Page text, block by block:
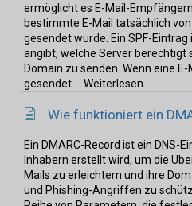
ermöglicht es E-Mail-
bestimmte E-Mail tatsächlich
gesendet wurde. Ein SPF-Eintrag
angibt, welche Server berechtigt
Domain zu senden. Wenn eine
gesendet ... Weiterlesen
Wie funktioniert ein
Ein DMARC-Record ist ein DNS-
Inhabern erstellt wird, um die
Mails zu erleichtern und ihre
und Phishing-Angriffen zu